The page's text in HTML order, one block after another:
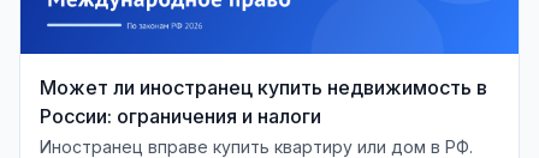
Может ли иностранец купить недвижимость в
России: ограничения и налоги
Иностранец вправе купить квартиру или дом в РФ.